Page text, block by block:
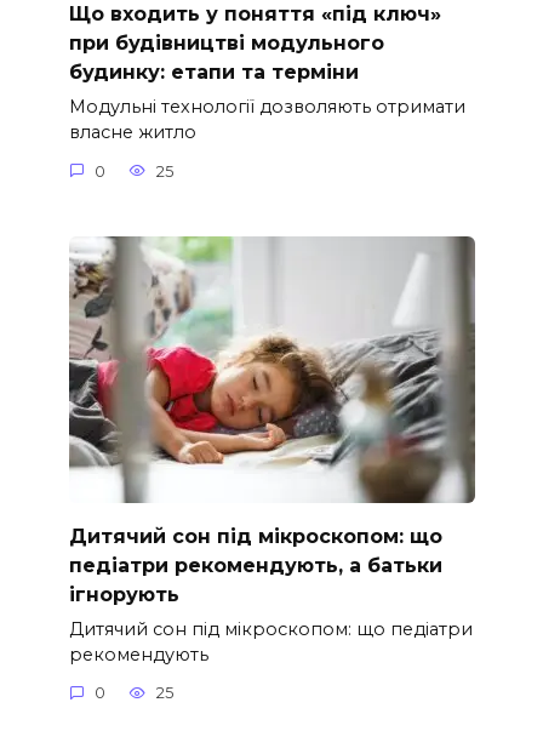
Що входить у поняття «під ключ»
при будівництві модульного
будинку: етапи та терміни
Модульні технології дозволяють отримати
власне житло
0 25
Дитячий сон під мікроскопом: що
педіатри рекомендують, а батьки
ігнорують
Дитячий сон під мікроскопом: що педіатри
рекомендують
0 25